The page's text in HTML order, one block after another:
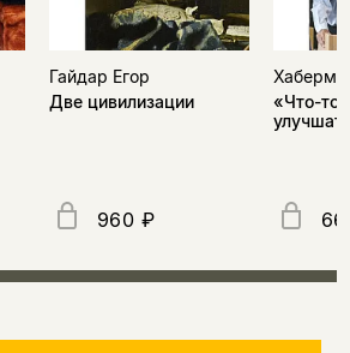
Гайдар Егор
Две цивилизации
960 ₽
«Что-то